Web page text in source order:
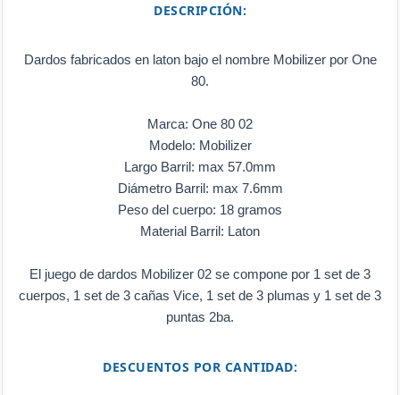
DESCRIPCIÓN:
Dardos fabricados en laton bajo el nombre Mobilizer por One
80.
Marca: One 80 02
Modelo: Mobilizer
Largo Barril: max 57.0mm
Diámetro Barril: max 7.6mm
Peso del cuerpo: 18 gramos
Material Barril: Laton
El juego de dardos Mobilizer 02 se compone por 1 set de 3
cuerpos, 1 set de 3 cañas Vice, 1 set de 3 plumas y 1 set de 3
puntas 2ba.
DESCUENTOS POR CANTIDAD: